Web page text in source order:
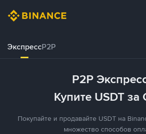
ЭкспрессP2P
P2P
Купите USDT за
Покупайте и продавайте USDT на
множество способов